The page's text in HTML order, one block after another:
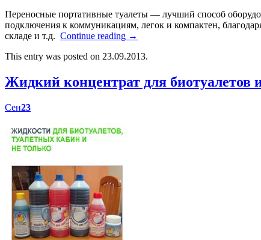
Переносные портативные туалеты — лучший способ
подключения к коммуникациям, легок и компактен,
складе и т.д. Continue reading →
This entry was posted on 23.09.2013.
Жидкий концентрат для
Сен23